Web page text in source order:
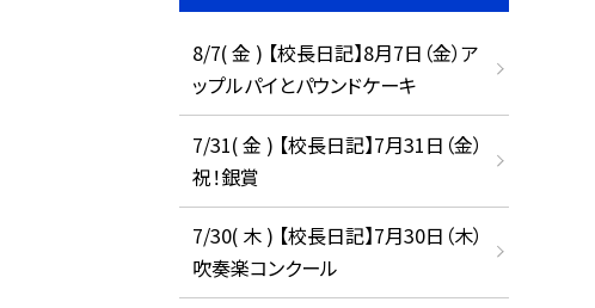
8/7( 金 ) 【校長日記】8月7日（金）ア
ップルパイとパウンドケーキ
7/31( 金 ) 【校長日記】7月31日（金）
祝！銀賞
7/30( 木 ) 【校長日記】7月30日（木）
吹奏楽コンクール